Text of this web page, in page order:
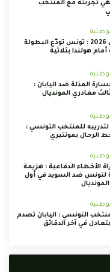
تجربته مع المنتخب
مونديال 2026 : تونس تودّع البطولة
هولندا بثلاثية
المذلة ضد اليابان :
مغادري المونديال
لتدريبه للمنتخب التونسي :
الرحال بمونتيري
الأخطاء الدفاعية : هزيمة
لتونس ضد السويد في أول
التونسي : اليابان تصدم
في آخر الدقائق